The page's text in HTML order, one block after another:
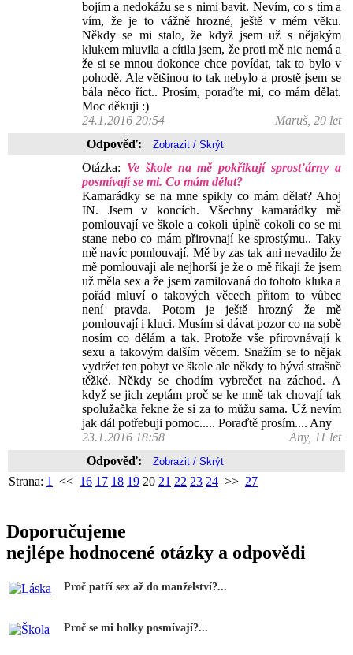
bojím a nedokážu se s nimi bavit. Nevím, co s tím a
vím, že je to vážně hrozné, ještě v mém věku.
Někdy se mi stalo, že když jsem už s nějakým
klukem mluvila a cítila jsem, že proti mě nic nemá a
že si se mnou dokonce chce povídat, tak to bylo v
pohodě. Ale většinou to tak nebylo a prostě jsem se
bála něco říct.. Prosím, poraďte mi, co mám dělat.
Moc děkuji :)
24.1.2016 20:54
Maruš, 20 let
Odpověď:
Otázka: Ve škole na mě pokřikují sprosťárny a
posmívají se mi. Co mám dělat?
Kamarádky se na mne spikly co mám dělat? Ahoj
IN. Jsem v koncích. Všechny kamarádky mě
pomlouvají ve škole a cokoli úplně cokoli co se mi
stane nebo co mám přirovnají ke sprostýmu.. Taky
mě navíc pomlouvají. Mě by zas tak ani nevadilo že
mě pomlouvají ale nejhorší je že o mě říkají že jsem
už měla sex a že jsem zamilovaná do tohoto kluka a
pořád mluví o takových věcech přitom to vůbec
není pravda. Potom je ještě hrozný že mě
pomlouvají i kluci. Musím si dávat pozor co na sobě
nosím co dělám a tak. Protože vše přirovnávají k
sexu a takovým dalším věcem. Snažím se to nějak
vydržet ten pobyt ve škole ale někdy to bývá strašně
těžké. Někdy se chodím vybrečet na záchod. A
když se jich zeptám proč se ke mně tak chovají tak
spolužačka řekne že si za to můžu sama. Už nevím
jak dál potřebuji pomoc..... Poraďtě prosím.... Any
23.1.2016 18:58
Any, 11 let
Odpověď:
Strana: 1 << 16 17 18 19 20 21 22 23 24 >> 27
Doporučujeme
nejlépe hodnocené otázky a odpovědi
Proč patří sex až do manželství?...
Proč se mi holky posmívají?...